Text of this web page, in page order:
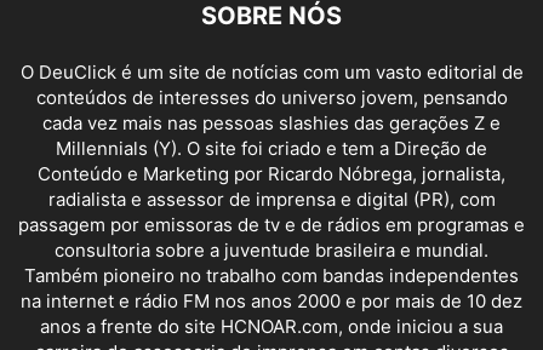
SOBRE NÓS
O DeuClick é um site de notícias com um vasto editorial de
conteúdos de interesses do universo jovem, pensando
cada vez mais nas pessoas slashies das gerações Z e
Millennials (Y). O site foi criado e tem a Direção de
Conteúdo e Marketing por Ricardo Nóbrega, jornalista,
radialista e assessor de imprensa e digital (PR), com
passagem por emissoras de tv e de rádios em programas e
consultoria sobre a juventude brasileira e mundial.
Também pioneiro no trabalho com bandas independentes
na internet e rádio FM nos anos 2000 e por mais de 10 dez
anos a frente do site HCNOAR.com, onde iniciou a sua